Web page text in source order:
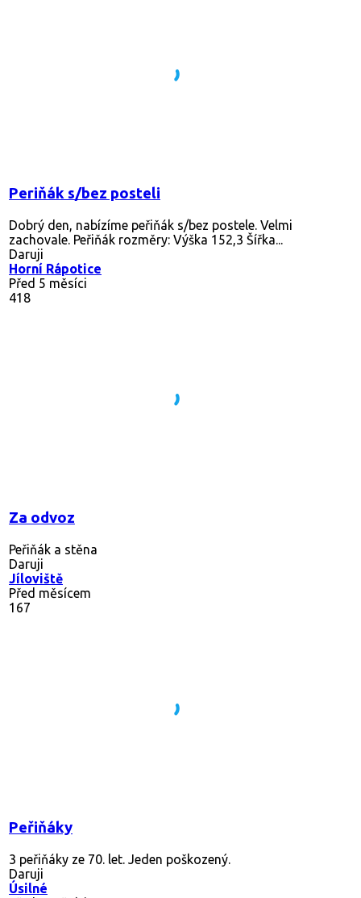
Periňák s/bez posteli
Dobrý den, nabízíme peřiňák s/bez postele. Velmi
zachovale. Peřiňák rozměry: Výška 152,3 Šířka...
Daruji
Horní Rápotice
Před 5 měsíci
418
Za odvoz
Peřiňák a stěna
Daruji
Jíloviště
Před měsícem
167
Peřiňáky
3 peřiňáky ze 70. let. Jeden poškozený.
Daruji
Úsilné